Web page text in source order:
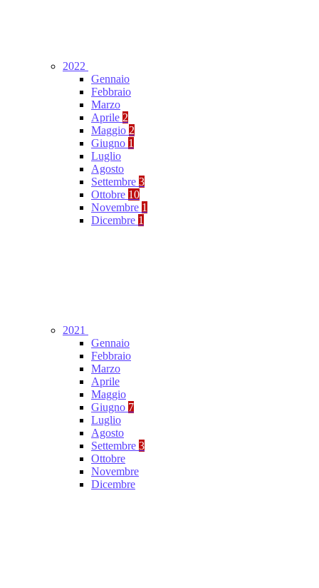
2022
Gennaio
Febbraio
Marzo
Aprile 2
Maggio 2
Giugno 1
Luglio
Agosto
Settembre 3
Ottobre 10
Novembre 1
Dicembre 1
2021
Gennaio
Febbraio
Marzo
Aprile
Maggio
Giugno 7
Luglio
Agosto
Settembre 3
Ottobre
Novembre
Dicembre